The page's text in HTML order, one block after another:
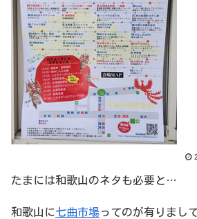
たまには和歌山のネタも必要と…
和歌山に七曲市場ってのが有りまし